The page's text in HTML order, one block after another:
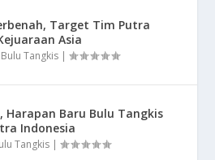
Target Tim Putra
Asia
Bulu Tangkis |
Harapan Baru Bulu Tangkis
Indonesia
Tangkis |